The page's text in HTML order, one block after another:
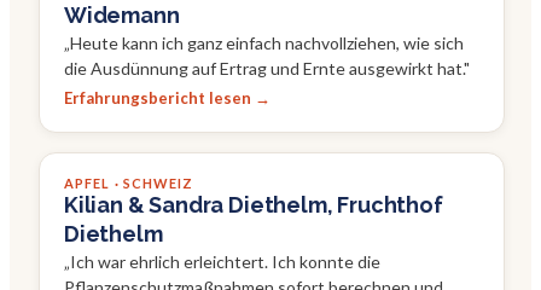
Widemann
„Heute kann ich ganz einfach nachvollziehen, wie sich
die Ausdünnung auf Ertrag und Ernte ausgewirkt hat."
Erfahrungsbericht lesen →
APFEL · SCHWEIZ
Kilian & Sandra Diethelm, Fruchthof
Diethelm
„Ich war ehrlich erleichtert. Ich konnte die